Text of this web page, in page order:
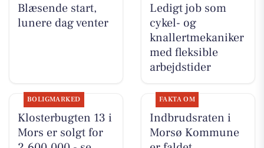
Blæsende start,
lunere dag venter
Ledigt job som
cykel- og
knallertmekaniker
med fleksible
arbejdstider
BOLIGMARKED
Klosterbugten 13 i
Mors er solgt for
FAKTA OM
Indbrudsraten i
Morsø Kommune